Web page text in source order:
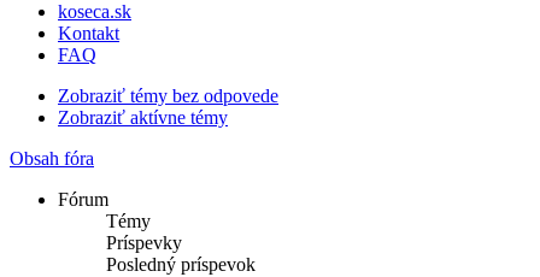
koseca.sk
Kontakt
FAQ
Zobraziť témy bez odpovede
Zobraziť aktívne témy
Obsah fóra
Fórum
Témy
Príspevky
Posledný príspevok